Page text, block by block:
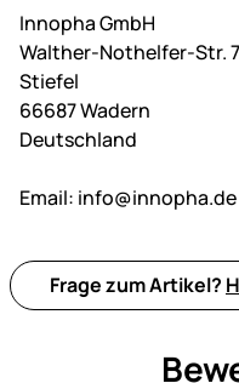
Innopha GmbH
Walther-Nothelfer-Str. 7
Stiefel
66687 Wadern
Deutschland
Email: info@innopha.de
Frage zum Artikel?